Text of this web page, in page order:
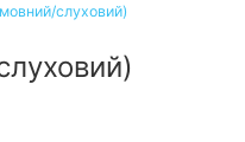
слуховий)